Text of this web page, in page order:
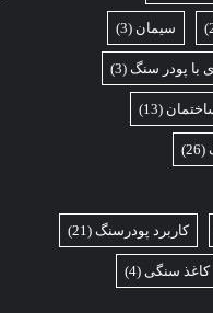
سیمان (3)
با پودر سنگ (3)
(13)
(26)
کاربرد پودرسنگ (21)
کاغذ سنگی (4)